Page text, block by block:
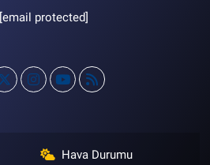
[email protected]
Hava Durumu